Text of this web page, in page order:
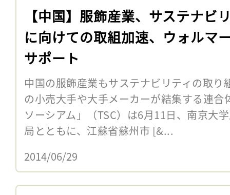
【中国】服飾産業、サステナビ
に向けての取組加速、ウォルマ
サポート
中国の服飾産業もサステナビリティの取り
の小売大手や大手メーカーが結集する連合
ソーシアム」（TSC）は6月11日、南京大
局とともに、江蘇省蘇州市 [&...
2014/06/29